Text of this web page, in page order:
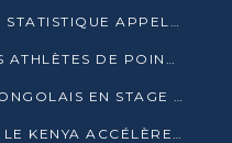
CEMAC : LES EXPERTS DE LA STATISTIQUE APPELLENT À RENFORCER LA SÉCURISATION DES DONNÉES
LA FÉCOTAE SENSIBILISE LES ATHLÈTES DE POINTE-NOIRE À L’HYGIÈNE ALIMENTA
SMIB 2026 : DIX ATHLÈTES CONGOLAIS EN STAGE AU KENYA
FONDS BLEU : LE CONGO ET LE KENYA ACCÉLÈRENT LA MOBILISATION DES FINANCEMENTS